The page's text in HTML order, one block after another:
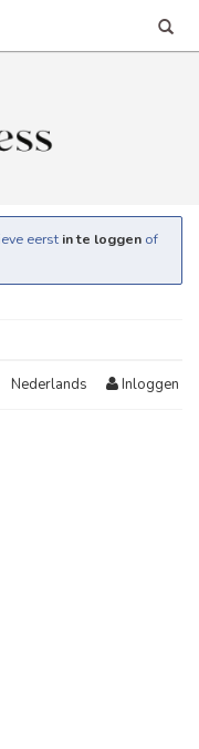
eerst in te loggen of
Nederlands Inloggen